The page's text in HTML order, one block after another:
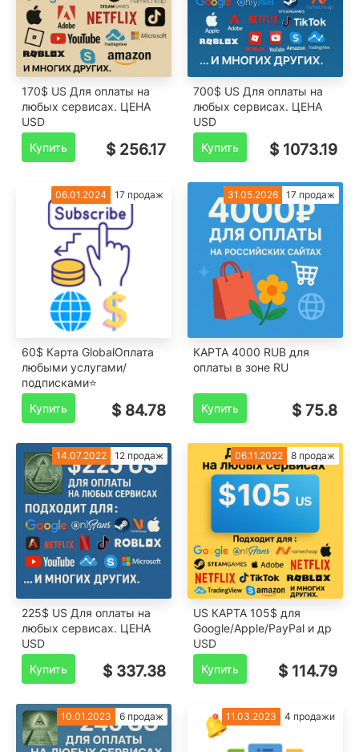
170$ US Для оплаты на
любых сервисах. ЦЕНА
USD
Купить
$ 256.17
700$ US Для оплаты на
любых сервисах. ЦЕНА
USD
Купить
$ 1073.19
06.01.2024 17 продаж
60$ Карта GlobalОплата
любыми услугами/
подписками⭐
Купить
$ 84.78
31.05.2026 17 продаж
КАРТА 4000 RUB для
оплаты в зоне RU
Купить $ 75.8
14.07.2022 12 продаж
225$ US Для оплаты на
любых сервисах. ЦЕНА
USD
Купить
$ 337.38
06.11.2022 8 продаж
US КАРТА 105$ для
Google/Apple/PayPal и др
USD
Купить
$ 114.79
10.01.2023 6 продаж 11.03.2023 4 продажи